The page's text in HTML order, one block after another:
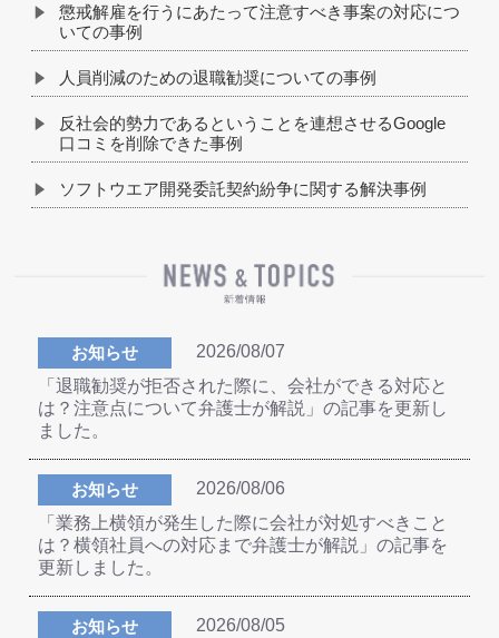
懲戒解雇を行うにあたって注意すべき事案の対応につ
いての事例
人員削減のための退職勧奨についての事例
反社会的勢力であるということを連想させるGoogle
口コミを削除できた事例
ソフトウエア開発委託契約紛争に関する解決事例
お知らせ
2026/08/07
「退職勧奨が拒否された際に、会社ができる対応と
は？注意点について弁護士が解説」の記事を更新し
ました。
お知らせ
2026/08/06
「業務上横領が発生した際に会社が対処すべきこと
は？横領社員への対応まで弁護士が解説」の記事を
更新しました。
お知らせ
2026/08/05